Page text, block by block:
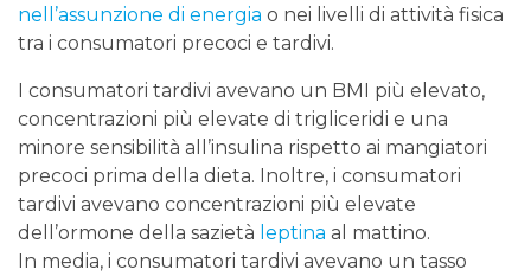
nell’assunzione di energia o nei livelli di attività fisica
tra i consumatori precoci e tardivi.
I consumatori tardivi avevano un BMI più elevato,
concentrazioni più elevate di trigliceridi e una
minore sensibilità all’insulina rispetto ai mangiatori
precoci prima della dieta. Inoltre, i consumatori
tardivi avevano concentrazioni più elevate
dell’ormone della sazietà leptina al mattino.
In media, i consumatori tardivi avevano un tasso